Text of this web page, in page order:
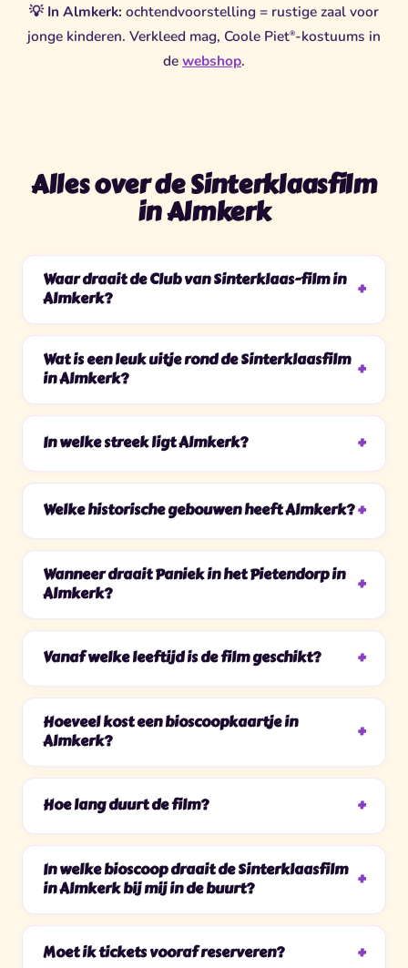
💡 In Almkerk: ochtendvoorstelling = rustige zaal voor
jonge kinderen. Verkleed mag, Coole Piet®-kostuums in
dewebshop.
Alles over de Sinterklaasfilm
in Almkerk
Waar draait de Club van Sinterklaas-film in
Almkerk?
Wat is een leuk uitje rond de Sinterklaasfilm
in Almkerk?
In welke streek ligt Almkerk?
Welke historische gebouwen heeft Almkerk?
Wanneer draait Paniek in het Pietendorp in
Almkerk?
Vanaf welke leeftijd is de film geschikt?
Hoeveel kost een bioscoopkaartje in
Almkerk?
Hoe lang duurt de film?
In welke bioscoop draait de Sinterklaasfilm
in Almkerk bij mij in de buurt?
Moet ik tickets vooraf reserveren?